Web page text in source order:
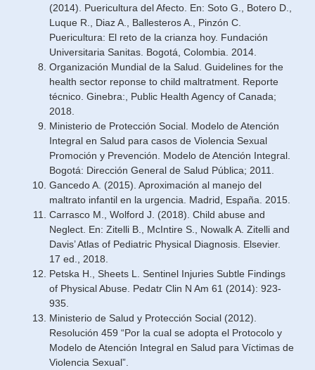
(2014). Puericultura del Afecto. En: Soto G., Botero D.,
Luque R., Diaz A., Ballesteros A., Pinzón C.
Puericultura: El reto de la crianza hoy. Fundación
Universitaria Sanitas. Bogotá, Colombia. 2014.
Organización Mundial de la Salud. Guidelines for the
health sector reponse to child maltratment. Reporte
técnico. Ginebra:, Public Health Agency of Canada;
2018.
Ministerio de Protección Social. Modelo de Atención
Integral en Salud para casos de Violencia Sexual
Promoción y Prevención. Modelo de Atención Integral.
Bogotá: Dirección General de Salud Pública; 2011.
Gancedo A. (2015). Aproximación al manejo del
maltrato infantil en la urgencia. Madrid, España. 2015.
Carrasco M., Wolford J. (2018). Child abuse and
Neglect. En: Zitelli B., McIntire S., Nowalk A. Zitelli and
Davis’ Atlas of Pediatric Physical Diagnosis. Elsevier.
17 ed., 2018.
Petska H., Sheets L. Sentinel Injuries Subtle Findings
of Physical Abuse. Pedatr Clin N Am 61 (2014): 923-
935.
Ministerio de Salud y Protección Social (2012).
Resolución 459 “Por la cual se adopta el Protocolo y
Modelo de Atención Integral en Salud para Víctimas de
Violencia Sexual”.